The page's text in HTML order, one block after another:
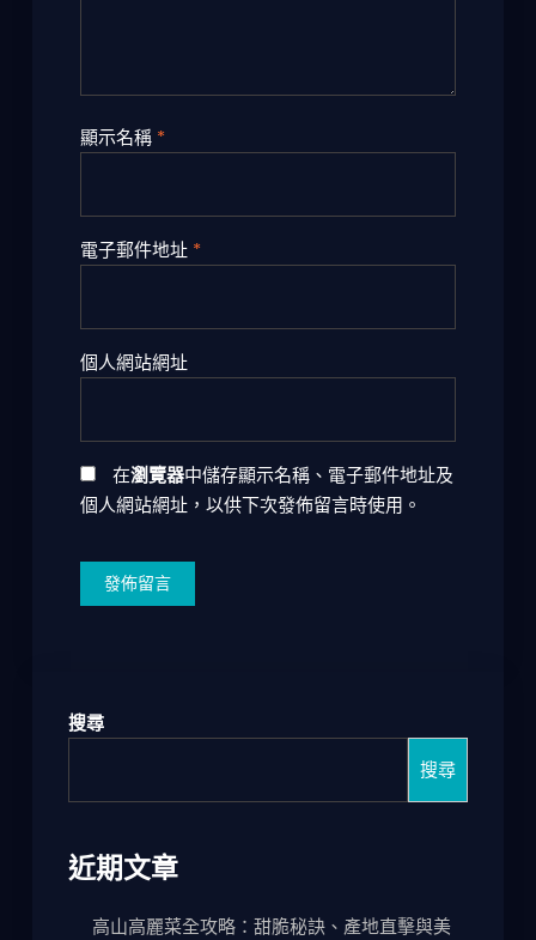
顯示名稱 *
電子郵件地址 *
個人網站網址
在瀏覽器中儲存顯示名稱、電子郵件地址及
個人網站網址，以供下次發佈留言時使用。
搜尋
搜尋
近期文章
高山高麗菜全攻略：甜脆秘訣、產地直擊與美